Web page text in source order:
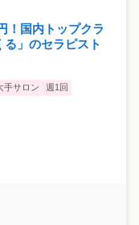
！国内トップクラ
」のセラピスト
手サロン
週1回